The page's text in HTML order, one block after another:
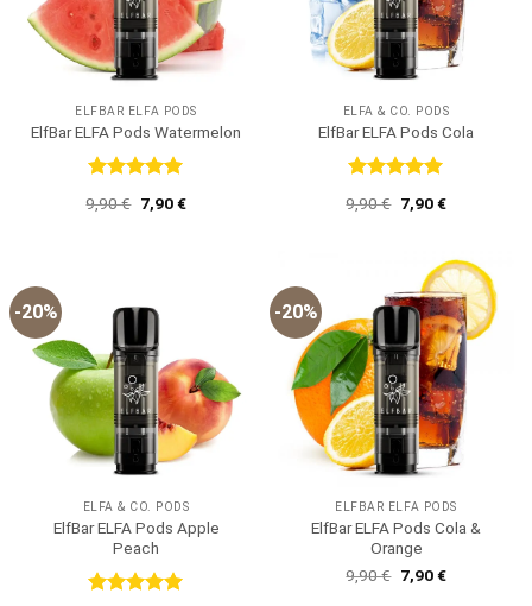
ELFBAR ELFA PODS
ElfBar ELFA Pods Watermelon
Bewertet
mit 5 von
9,90€ Ursprünglicher
Preis
7,90€Aktueller
ELFA & CO. PODS
ElfBar ELFA Pods Cola
Bewertet
mit 5 von
9,90€ Ursprünglicher
Preis
7,90€Aktueller
-20%
ELFA & CO. PODS
ElfBar ELFA Pods Apple
Peach
-20%
ELFBAR ELFA PODS
ElfBar ELFA Pods Cola &
Orange
9,90€ Ursprünglicher
Preis
7,90€Aktueller